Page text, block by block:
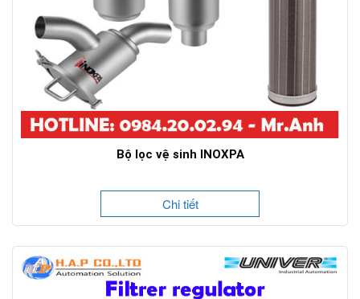
Bộ lọc vệ sinh INOXPA
Chi tiết